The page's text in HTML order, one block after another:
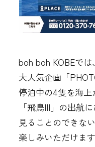
boh boh KOBEで
大人気企画「
停泊中の4隻を海
「飛鳥III」の出航
見ることのできな
楽しみいただけます